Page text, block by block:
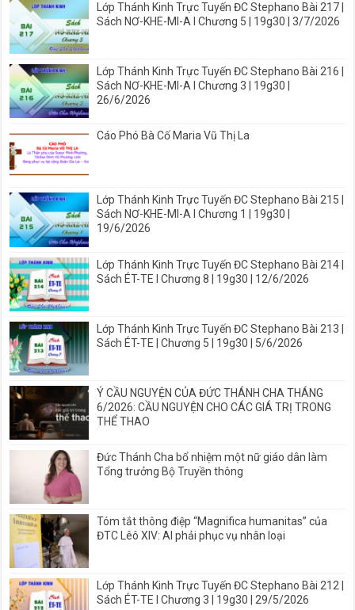
Lớp Thánh Kinh Trực Tuyến ĐC Stephano Bài 217 |
Sách NƠ-KHE-MI-A I Chương 5 | 19g30 | 3/7/2026
Lớp Thánh Kinh Trực Tuyến ĐC Stephano Bài 216 |
Sách NƠ-KHE-MI-A I Chương 3 | 19g30 |
26/6/2026
Cáo Phó Bà Cố Maria Vũ Thị La
Lớp Thánh Kinh Trực Tuyến ĐC Stephano Bài 215 |
Sách NƠ-KHE-MI-A I Chương 1 | 19g30 |
19/6/2026
Lớp Thánh Kinh Trực Tuyến ĐC Stephano Bài 214 |
Sách ÉT-TE I Chương 8 | 19g30 | 12/6/2026
Lớp Thánh Kinh Trực Tuyến ĐC Stephano Bài 213 |
Sách ÉT-TE | Chương 5 | 19g30 | 5/6/2026
Ý CẦU NGUYỆN CỦA ĐỨC THÁNH CHA THÁNG
6/2026: CẦU NGUYỆN CHO CÁC GIÁ TRỊ TRONG
THỂ THAO
Đức Thánh Cha bổ nhiệm một nữ giáo dân làm
Tổng trưởng Bộ Truyền thông
Tóm tắt thông điệp “Magnifica humanitas” của
ĐTC Lêô XIV: AI phải phục vụ nhân loại
Lớp Thánh Kinh Trực Tuyến ĐC Stephano Bài 212 |
Sách ÉT-TE I Chương 3 | 19g30 | 29/5/2026